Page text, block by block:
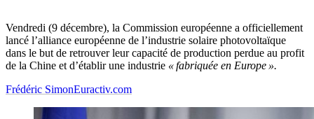
Vendredi (9 décembre), la Commission européenne a officiellement
lancé l’alliance européenne de l’industrie solaire photovoltaïque
dans le but de retrouver leur capacité de production perdue au profit
de la Chine et d’établir une industrie « fabriquée en Europe ».
Frédéric SimonEuractiv.com